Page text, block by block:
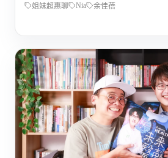
姐妹超惠聊 Nia 余佳蓓